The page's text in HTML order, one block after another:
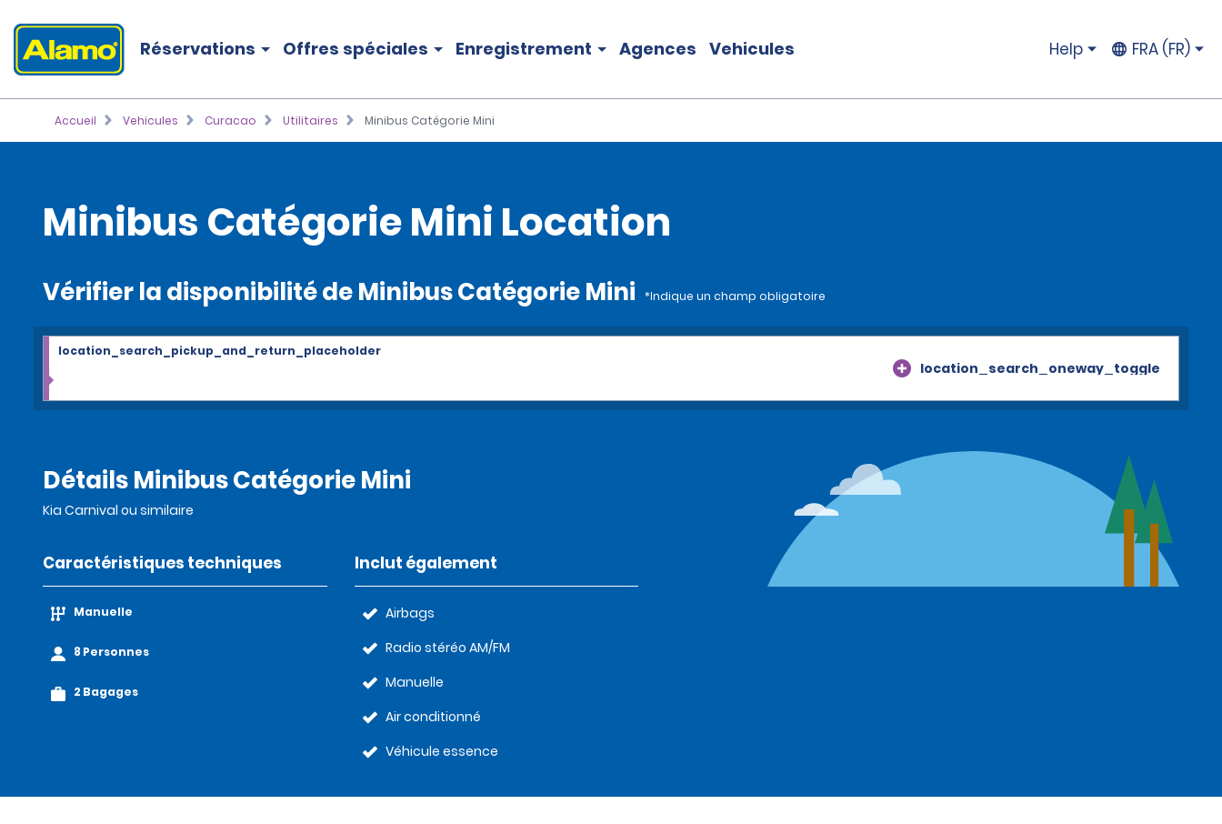
Réservations Offres spéciales Enregistrement Agences Vehicules Help FRA (FR)
Accueil Vehicules Curacao Utilitaires Minibus Catégorie Mini
Minibus Catégorie Mini Location
Vérifier la disponibilité de Minibus Catégorie Mini *Indique un champ obligatoire
location_search_oneway_toggle
location_search_pickup_and_return_placeholder
Détails Minibus Catégorie Mini
Kia Carnival ou similaire
Caractéristiques techniques
Manuelle
8 Personnes
2 Bagages
Inclut également
Airbags
Radio stéréo AM/FM
Manuelle
Air conditionné
Véhicule essence